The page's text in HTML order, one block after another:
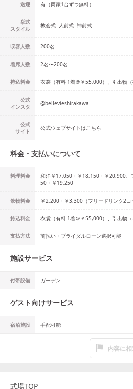
送迎 有（両家1台ずつ無料）
挙式
スタイル
教会式 人前式 神前式
収容人数 200名
着席人数 2名〜200名
持込料金 衣裳（有料 1着＠￥55,000）、引出物（
公式
インスタ
@bellevieshirakawa
公式
サイト
公式ウェブサイトはこちら
料金・支払いについて
料理料金
和洋￥17,050・￥18,150・￥20,900
50・￥19,250
飲物料金 ￥2,200・￥3,300（フリードリンク2コ
持込料金 衣裳（有料 1着＠￥55,000）、引出物（
支払方法 前払い・ブライダルローン選択可能
施設サービス
付帯設備 ガーデン
ゲスト向けサービス
宿泊施設 手配可能
内容に
式場TOP